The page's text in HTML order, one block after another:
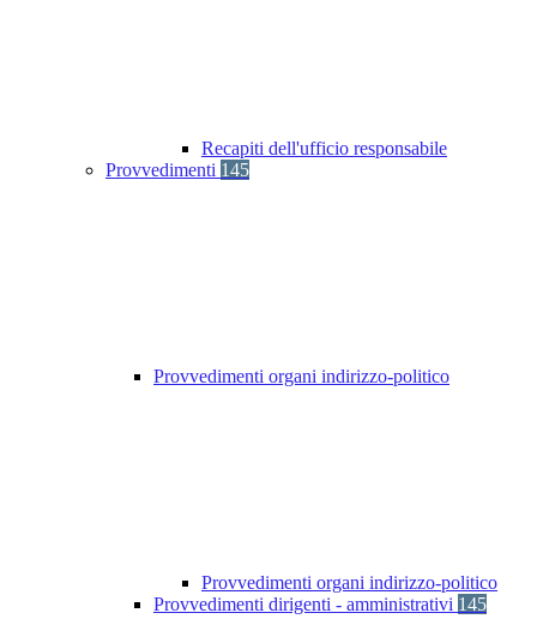
Recapiti dell'ufficio responsabile
Provvedimenti 145
Provvedimenti organi indirizzo-politico
Provvedimenti organi indirizzo-politico
Provvedimenti dirigenti - amministrativi 145